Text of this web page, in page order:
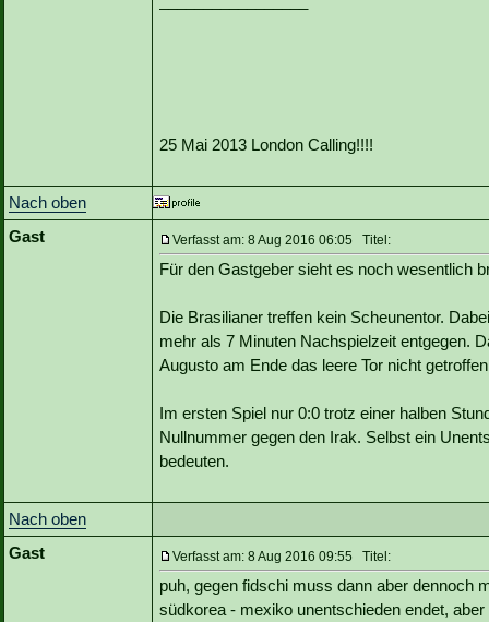
25 Mai 2013 London Calling!!!!
Nach oben
Gast
Verfasst am: 8 Aug 2016 06:05 Titel:
Für den Gastgeber sieht es noch wesentlich
Die Brasilianer treffen kein Scheunentor.
mehr als 7 Minuten Nachspielzeit entgegen.
Augusto am Ende das leere Tor nicht
Im ersten Spiel nur 0:0 trotz einer halben
Nullnummer gegen den Irak. Selbst ein
bedeuten.
Nach oben
Gast
Verfasst am: 8 Aug 2016 09:55 Titel:
puh, gegen fidschi muss dann aber dennoch
südkorea - mexiko unentschieden endet,